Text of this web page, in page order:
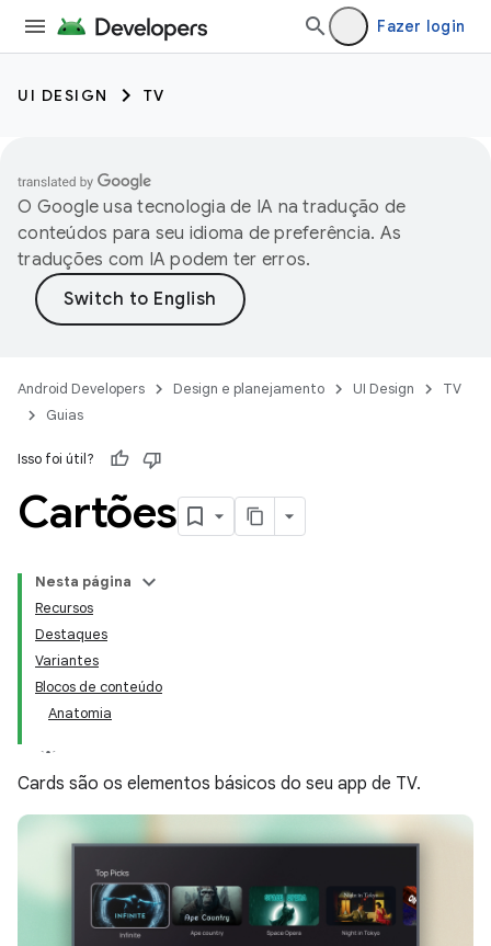
Fazer login
UI DESIGN TV
O Google usa tecnologia de IA na tradução de
conteúdos para seu idioma de preferência. As
traduções com IA podem ter erros.
Android Developers Design e planejamento UI Design
TV
Guias
Isso foi útil?
Cartões
Nesta página
Recursos
Destaques
Variantes
Blocos de conteúdo
Anatomia
Cards são os elementos básicos do seu app de TV.